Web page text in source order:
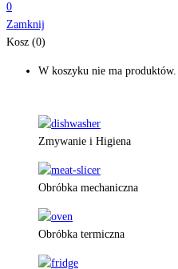
0
Zamknij
Kosz (0)
W koszyku nie ma produktów.
Zmywanie i Higiena
Obróbka mechaniczna
Obróbka termiczna